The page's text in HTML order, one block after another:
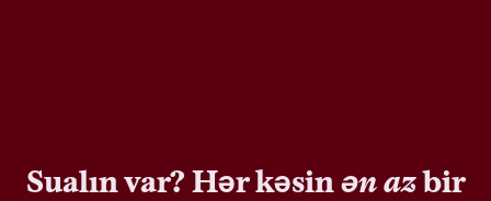
Sualın var? Hər kəsinən azbir